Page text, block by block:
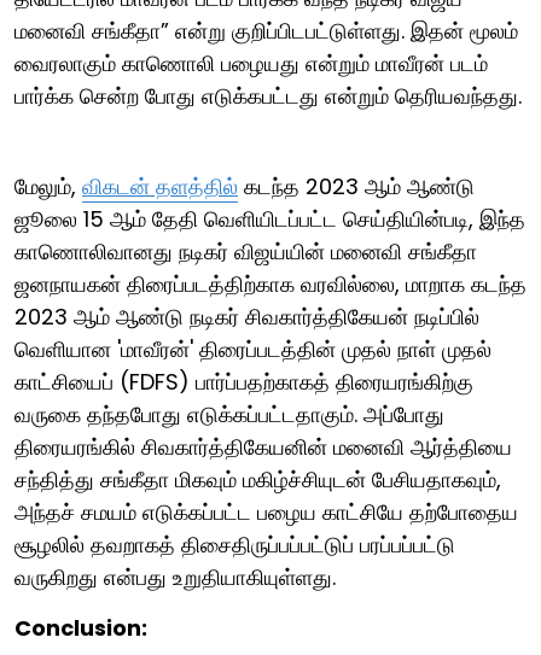
மனைவி சங்கீதா” என்று குறிப்பிடபட்டுள்ளது. இதன் மூலம்
வைரலாகும் காணொலி பழையது என்றும் மாவீரன் படம்
பார்க்க சென்ற போது எடுக்கபட்டது என்றும் தெரியவந்தது.
மேலும், விகடன் தளத்தில் கடந்த 2023 ஆம் ஆண்டு
ஜூலை 15 ஆம் தேதி வெளியிடப்பட்ட செய்தியின்படி, இந்த
காணொலிவானது நடிகர் விஜய்யின் மனைவி சங்கீதா
ஜனநாயகன் திரைப்படத்திற்காக வரவில்லை, மாறாக கடந்த
2023 ஆம் ஆண்டு நடிகர் சிவகார்த்திகேயன் நடிப்பில்
வெளியான 'மாவீரன்' திரைப்படத்தின் முதல் நாள் முதல்
காட்சியைப் (FDFS) பார்ப்பதற்காகத் திரையரங்கிற்கு
வருகை தந்தபோது எடுக்கப்பட்டதாகும். அப்போது
திரையரங்கில் சிவகார்த்திகேயனின் மனைவி ஆர்த்தியை
சந்தித்து சங்கீதா மிகவும் மகிழ்ச்சியுடன் பேசியதாகவும்,
அந்தச் சமயம் எடுக்கப்பட்ட பழைய காட்சியே தற்போதைய
சூழலில் தவறாகத் திசைதிருப்பப்பட்டுப் பரப்பப்பட்டு
வருகிறது என்பது உறுதியாகியுள்ளது.
Conclusion: